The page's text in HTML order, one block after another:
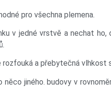
pro všechna plemena.
v jedné vrstvě a nechat ho,
a přebytečná vlhkost
jiného. budovy v